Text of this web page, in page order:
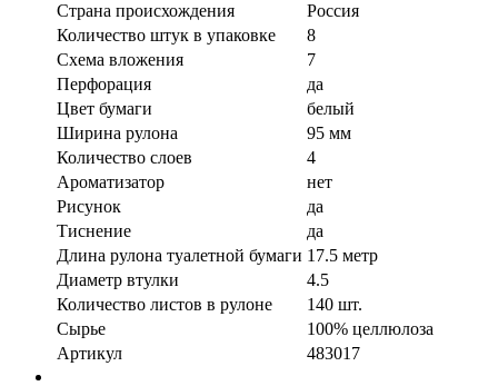
Страна происхождения
Россия
Количество штук в упаковке
8
Схема вложения
7
Перфорация
да
Цвет бумаги
белый
Ширина рулона
95 мм
Количество слоев
4
Ароматизатор
нет
Рисунок
да
Тиснение
да
Длина рулона туалетной бумаги 17.5 метр
Диаметр втулки
4.5
Количество листов в рулоне
140 шт.
Сырье
100% целлюлоза
Артикул
483017